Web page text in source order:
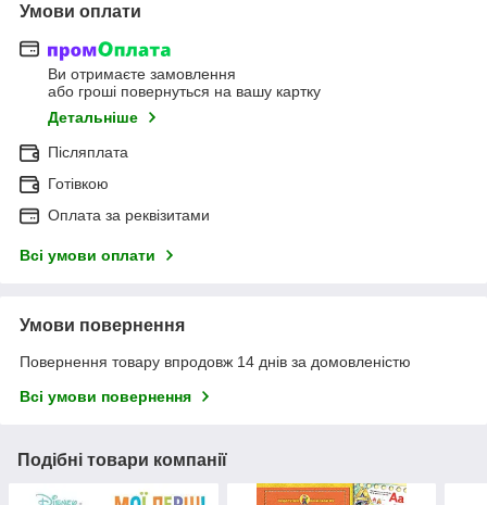
Умови оплати
Ви отримаєте замовлення
або гроші повернуться на вашу картку
Детальніше
Післяплата
Готівкою
Оплата за реквізитами
Всі умови оплати
Умови повернення
Повернення товару впродовж 14 днів за домовленістю
Всі умови повернення
Подібні товари компанії